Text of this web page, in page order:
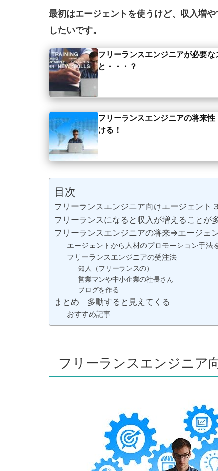
最初はエージェントを使うけど、収入増
したいです。
フリーランスエンジニアが必要
と・・・？
フリーランスエンジニアの将来
ける！
目次
フリーランスエンジニア向けエージェント
フリーランスになると収入が増えることが
フリーランスエンジニアの将来⇒エージェ
エージェントから人材のプロモーション手法
フリーランスエンジニアの受注法
知人（フリーランスの）
営業マンや中小企業の社長さん
ブログを作る
まとめ 多動すると見えてくる
おすすめ記事
フリーランスエンジニア